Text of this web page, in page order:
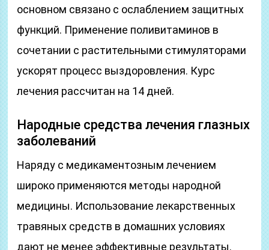
основном связано с ослаблением защитных
функций. Применение поливитаминов в
сочетании с растительными стимуляторами
ускорят процесс выздоровления. Курс
лечения рассчитан на 14 дней.
Народные средства лечения глазных
заболеваний
Наряду с медикаментозным лечением
широко применяются методы народной
медицины. Использование лекарственных
травяных средств в домашних условиях
дают не менее эффективные результаты.